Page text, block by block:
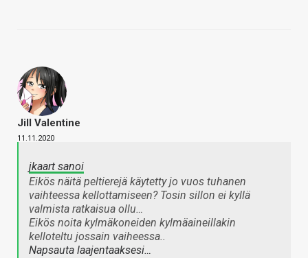
Jill Valentine
11.11.2020
jkaart sanoi
Eikös näitä peltierejä käytetty jo vuos tuhanen
vaihteessa kellottamiseen? Tosin sillon ei kyllä
valmista ratkaisua ollu…
Eikös noita kylmäkoneiden kylmäaineillakin
kelloteltu jossain vaiheessa..
Napsauta laajentaaksesi…